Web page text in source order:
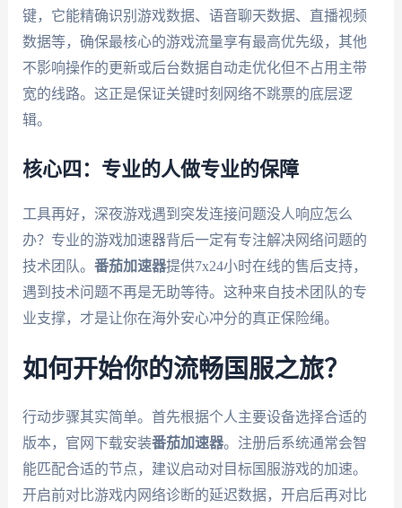
键，它能精确识别游戏数据、语音聊天数据、直播视频
数据等，确保最核心的游戏流量享有最高优先级，其他
不影响操作的更新或后台数据自动走优化但不占用主带
宽的线路。这正是保证关键时刻网络不跳票的底层逻
辑。
核心四：专业的人做专业的保障
工具再好，深夜游戏遇到突发连接问题没人响应怎么
办？专业的游戏加速器背后一定有专注解决网络问题的
技术团队。 番茄加速器提供7x24小时在线的售后支持，
遇到技术问题不再是无助等待。这种来自技术团队的专
业支撑，才是让你在海外安心冲分的真正保险绳。
如何开始你的流畅国服之旅？
行动步骤其实简单。首先根据个人主要设备选择合适的
版本，官网下载安装番茄加速器。注册后系统通常会智
能匹配合适的节点，建议启动对目标国服游戏的加速。
开启前对比游戏内网络诊断的延迟数据，开启后再对比